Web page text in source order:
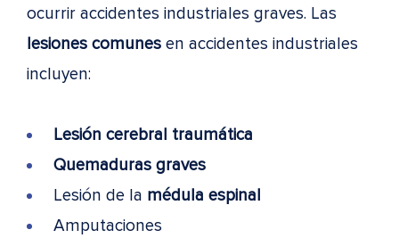
ocurrir accidentes industriales graves. Las
lesiones comunes en accidentes industriales
incluyen:
Lesión cerebral traumática
Quemaduras graves
Lesión de la médula espinal
Amputaciones